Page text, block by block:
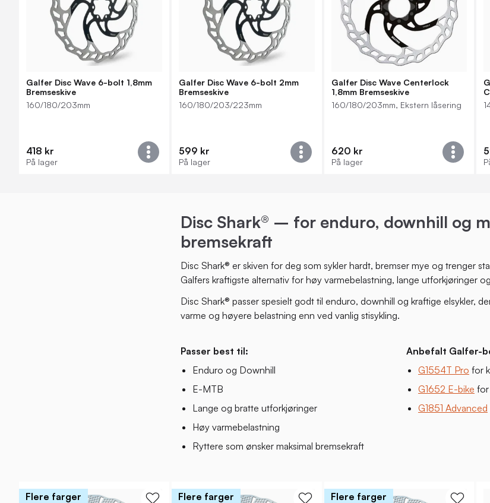
Galfer Disc Wave 6-bolt 1,8mm
Bremseskive
160/180/203mm
418 kr
På lager
Galfer Disc Wave 6-bolt 2mm
Bremseskive
160/180/203/223mm
599 kr
På lager
Galfer Disc Wave Centerlock
1,8mm Bremseskive
160/180/203mm, Ekstern låsering
620 kr
På lager
Disc Shark® – for enduro, downhill og
bremsekraft
Disc Shark® er skiven for deg som sykler hardt, bremser mye og trenger
Galfers kraftigste alternativ for høy varmebelastning, lange utforkjøringer
Disc Shark® passer spesielt godt til enduro, downhill og kraftige elsykler,
varme og høyere belastning enn ved vanlig stisykling.
Passer best til:
Enduro og Downhill
E-MTB
Lange og bratte utforkjøringer
Høy varmebelastning
Ryttere som ønsker maksimal bremsekraft
Anbefalt Galfer-
G1554T Pro for
G1652 E-bike for
G1851 Advanced
Flere farger Flere farger Flere farger